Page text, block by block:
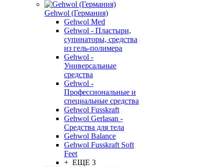
Gehwol (Германия)
Gehwol Med
Gehwol - Пластыри,
супинаторы, средства
из гель-полимера
Gehwol -
Универсальные
средства
Gehwol -
Профессиональные и
специальные средства
Gehwol Fusskraft
Gehwol Gerlasan -
Средства для тела
Gehwol Balance
Gehwol Fusskraft Soft
Feet
+ ЕЩЕ 3